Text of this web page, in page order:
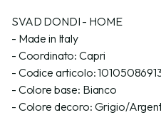
SVAD DONDI - HOME
- Made in Italy
- Coordinato: Capri
- Codice articolo:
- Colore base: Bianco
- Colore decoro: Grigio/